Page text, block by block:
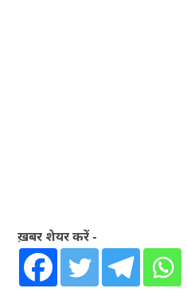
ख़बर शेयर करें -